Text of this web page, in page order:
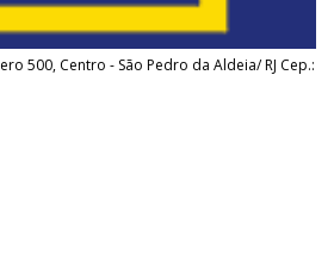
500, Centro - São Pedro da Aldeia/ RJ Cep.: